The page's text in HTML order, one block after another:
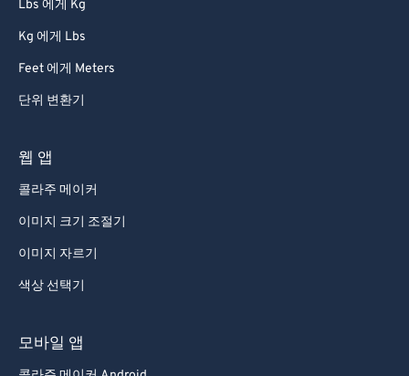
Lbs 에게 Kg
Kg 에게 Lbs
Feet 에게 Meters
단위 변환기
웹 앱
콜라주 메이커
이미지 크기 조절기
이미지 자르기
색상 선택기
모바일 앱